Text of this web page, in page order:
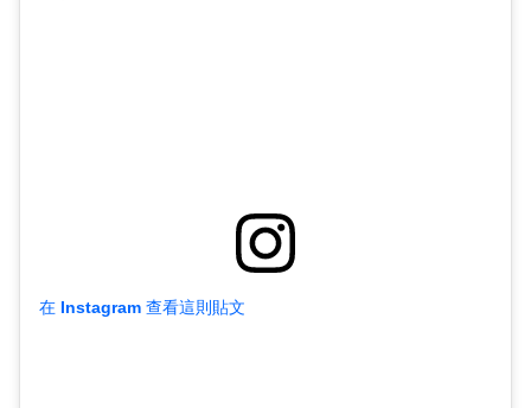
在 Instagram 查看這則貼文